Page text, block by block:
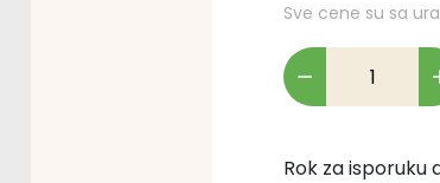
Sve cene su sa
Rok za isporuku